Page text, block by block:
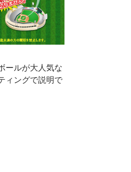
ールが大人気な
ィングで説明で